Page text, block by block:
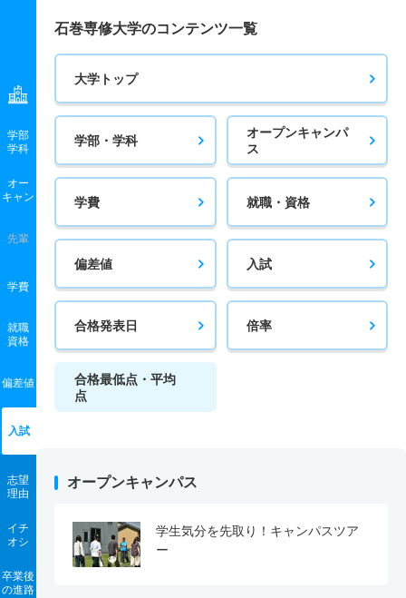
学部
学科
オー
キャン
先輩
学費
就職
資格
偏差値
入試
志望
理由
イチ
オシ
卒業後
の進路
石巻専修大学のコンテンツ一覧
大学トップ
学部・学科
オープンキャンパ
ス
学費 就職・資格
偏差値 入試
合格発表日 倍率
合格最低点・平均
点
オープンキャンパス
学生気分を先取り！キャンパスツア
ー